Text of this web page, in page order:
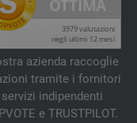
azienda raccoglie
tramite i fornitori
indipendenti
e TRUSTPILOT.